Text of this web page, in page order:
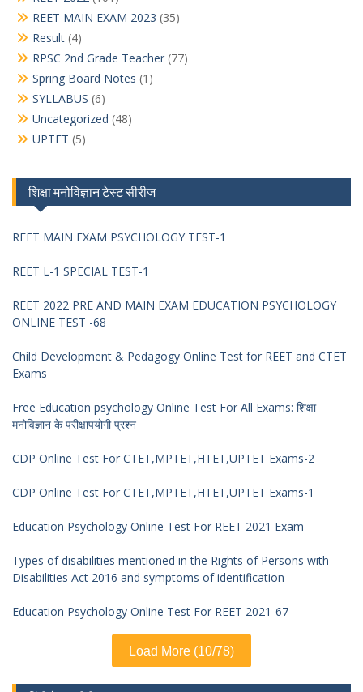
REET MAIN EXAM 2023 (35)
Result (4)
RPSC 2nd Grade Teacher (77)
Spring Board Notes (1)
SYLLABUS (6)
Uncategorized (48)
UPTET (5)
शिक्षा मनोविज्ञान टेस्ट सीरीज
REET MAIN EXAM PSYCHOLOGY TEST-1
REET L-1 SPECIAL TEST-1
REET 2022 PRE AND MAIN EXAM EDUCATION PSYCHOLOGY
ONLINE TEST -68
Child Development & Pedagogy Online Test for REET and CTET
Exams
Free Education psychology Online Test For All Exams: शिक्षा
मनोविज्ञान के परीक्षापयोगी प्रश्न
CDP Online Test For CTET,MPTET,HTET,UPTET Exams-2
CDP Online Test For CTET,MPTET,HTET,UPTET Exams-1
Education Psychology Online Test For REET 2021 Exam
Types of disabilities mentioned in the Rights of Persons with
Disabilities Act 2016 and symptoms of identification
Education Psychology Online Test For REET 2021-67
Load More (10/78)